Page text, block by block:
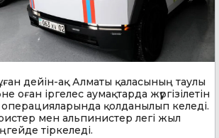
дейін-ақ Алматы қаласының таулы
оған іргелес аумақтарда жүргізілетін
операцияларында қолданылып келеді.
мен альпинистер легі жыл
тіркеледі.